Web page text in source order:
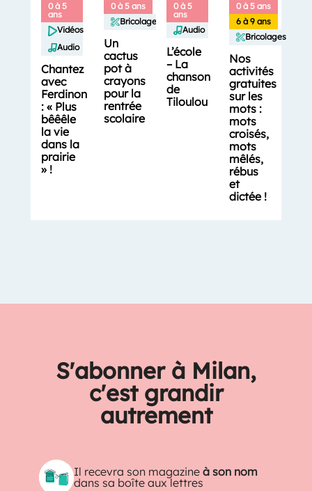
0 à 5
ans
Vidéos
Audio
Chantez
avec
Ferdinon
: « Plus
bêêêle
la vie
dans la
prairie
» !
0 à 5 ans
Bricolages
Un
cactus
pot à
crayons
pour la
rentrée
scolaire
0 à 5
ans
Audio
L’école
– La
chanson
de
Tiloulou
0 à 5 ans
6 à 9 ans
Bricolages
Nos
activités
gratuites
sur les
mots :
mots
croisés,
mots
mêlés,
rébus
et
dictée !
S'abonner à Milan,
c'est grandir
autrement
Il recevra son magazineà son nom
dans sa boîte aux lettres